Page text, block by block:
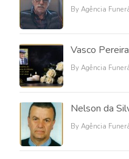
By Agência
Vasco
By Agência
Nelson da
By Agência